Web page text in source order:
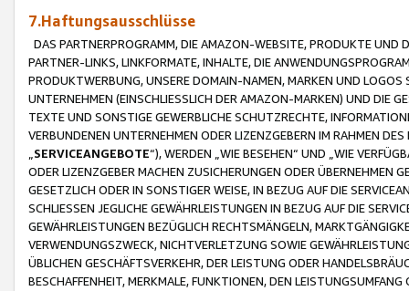
7.Haftungsausschlüsse
DAS PARTNERPROGRAMM, DIE AMAZON-WEBSITE, PRODUKTE UND
PARTNER-LINKS, LINKFORMATE, INHALTE, DIE
PRODUKTWERBUNG, UNSERE DOMAIN-NAMEN, MARKEN UND
UNTERNEHMEN (EINSCHLIESSLICH DER AMAZON-MARKEN) UND DIE
TEXTE UND SONSTIGE GEWERBLICHE SCHUTZRECHTE,
VERBUNDENEN UNTERNEHMEN ODER LIZENZGEBERN IM RAHMEN
SERVICEANGEBOTE“), WERDEN „WIE BESEHEN“ UND „WIE
ODER LIZENZGEBER MACHEN ZUSICHERUNGEN ODER ÜBERNEHMEN
GESETZLICH ODER IN SONSTIGER WEISE, IN BEZUG AUF DIE
SCHLIESSEN JEGLICHE GEWÄHRLEISTUNGEN IN BEZUG AUF DIE
GEWÄHRLEISTUNGEN BEZÜGLICH RECHTSMÄNGELN,
VERWENDUNGSZWECK, NICHTVERLETZUNG SOWIE
ÜBLICHEN GESCHÄFTSVERKEHR, DER LEISTUNG ODER
BESCHAFFENHEIT, MERKMALE, FUNKTIONEN, DEN